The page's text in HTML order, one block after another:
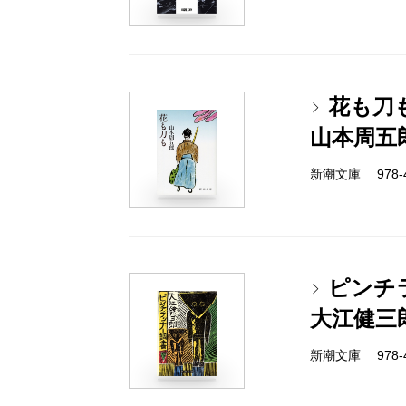
花も刀
山本周五
新潮文庫
ピンチ
大江健三
新潮文庫